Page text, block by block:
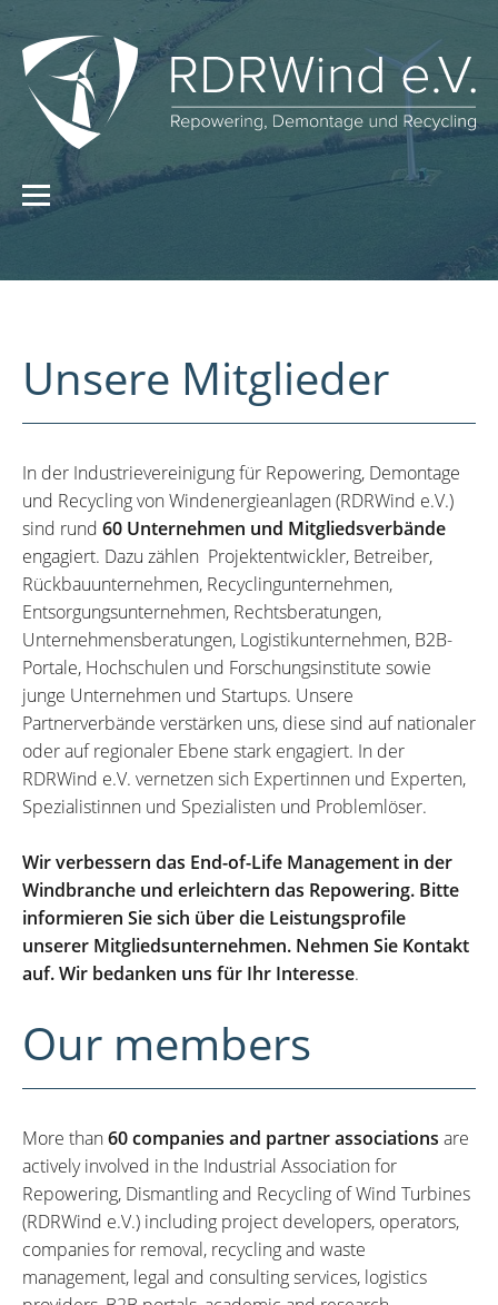
Unsere Mitglieder
In der Industrievereinigung für Repowering, Demontage
und Recycling von Windenergieanlagen (RDRWind e.V.)
sind rund 60 Unternehmen und Mitgliedsverbände
engagiert. Dazu zählen Projektentwickler, Betreiber,
Rückbauunternehmen, Recyclingunternehmen,
Entsorgungsunternehmen, Rechtsberatungen,
Unternehmensberatungen, Logistikunternehmen, B2B-
Portale, Hochschulen und Forschungsinstitute sowie
junge Unternehmen und Startups. Unsere
Partnerverbände verstärken uns, diese sind auf nationaler
oder auf regionaler Ebene stark engagiert. In der
RDRWind e.V. vernetzen sich Expertinnen und Experten,
Spezialistinnen und Spezialisten und Problemlöser.
Wir verbessern das End-of-Life Management in der
Windbranche und erleichtern das Repowering. Bitte
informieren Sie sich über die Leistungsprofile
unserer Mitgliedsunternehmen. Nehmen Sie Kontakt
auf. Wir bedanken uns für Ihr Interesse.
Our members
More than60 companies and partner associations are
actively involved in the Industrial Association for
Repowering, Dismantling and Recycling of Wind Turbines
(RDRWind e.V.) including project developers, operators,
companies for removal, recycling and waste
management, legal and consulting services, logistics